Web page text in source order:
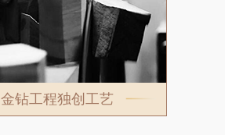
金钻工程独创工艺